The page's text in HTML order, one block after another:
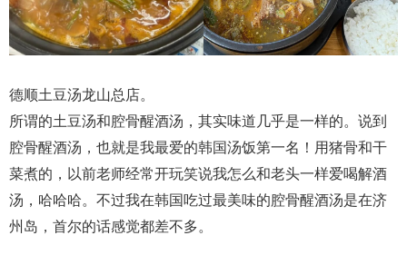
德顺土豆汤龙山总店。
所谓的土豆汤和腔骨醒酒汤，其实味道几乎是一样的。说到
腔骨醒酒汤，也就是我最爱的韩国汤饭第一名！用猪骨和干
菜煮的，以前老师经常开玩笑说我怎么和老头一样爱喝解酒
汤，哈哈哈。不过我在韩国吃过最美味的腔骨醒酒汤是在济
州岛，首尔的话感觉都差不多。